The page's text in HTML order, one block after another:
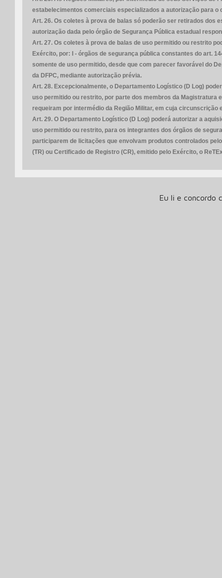
estabelecimentos comerciais especializados a autorização para
Art. 26. Os coletes à prova de balas só poderão ser retirados dos
autorização dada pelo órgão de Segurança Pública estadual
Art. 27. Os coletes à prova de balas de uso permitido ou restrito
Exército, por: I - órgãos de segurança pública constantes do art.
somente de uso permitido, desde que com parecer favorável do
da DFPC, mediante autorização prévia.
Art. 28. Excepcionalmente, o Departamento Logístico (D Log)
uso permitido ou restrito, por parte dos membros da Magistratura
requeiram por intermédio da Região Militar, em cuja circunscrição
Art. 29. O Departamento Logístico (D Log) poderá autorizar a
uso permitido ou restrito, para os integrantes dos órgãos de
participarem de licitações que envolvam produtos controlados
(TR) ou Certificado de Registro (CR), emitido pelo Exército, o
Eu li e concordo